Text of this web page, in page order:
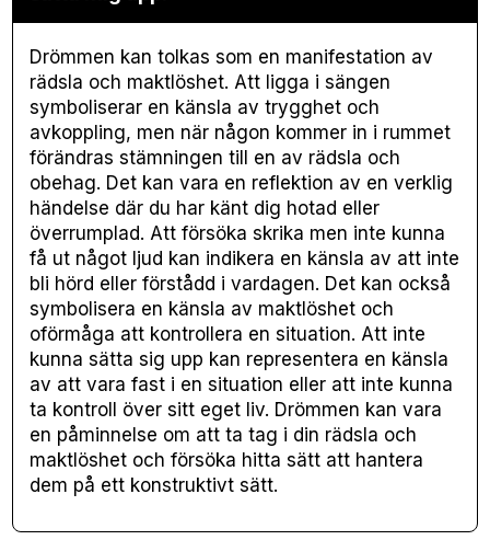
Drömmen kan tolkas som en manifestation av
rädsla och maktlöshet. Att ligga i sängen
symboliserar en känsla av trygghet och
avkoppling, men när någon kommer in i rummet
förändras stämningen till en av rädsla och
obehag. Det kan vara en reflektion av en verklig
händelse där du har känt dig hotad eller
överrumplad. Att försöka skrika men inte kunna
få ut något ljud kan indikera en känsla av att inte
bli hörd eller förstådd i vardagen. Det kan också
symbolisera en känsla av maktlöshet och
oförmåga att kontrollera en situation. Att inte
kunna sätta sig upp kan representera en känsla
av att vara fast i en situation eller att inte kunna
ta kontroll över sitt eget liv. Drömmen kan vara
en påminnelse om att ta tag i din rädsla och
maktlöshet och försöka hitta sätt att hantera
dem på ett konstruktivt sätt.